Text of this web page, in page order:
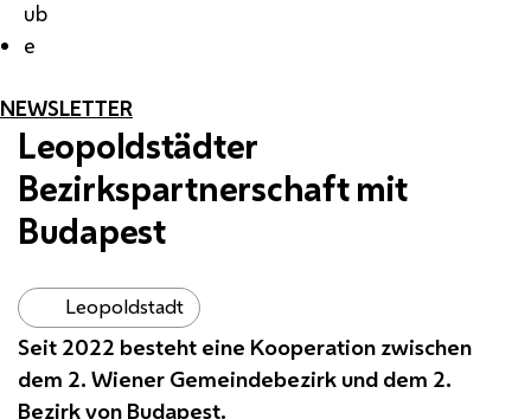
ub
e
NEWSLETTER
Leopoldstädter
Bezirkspartnerschaft mit
Budapest
Leopoldstadt
Seit 2022 besteht eine Kooperation zwischen
dem 2. Wiener Gemeindebezirk und dem 2.
Bezirk von Budapest.